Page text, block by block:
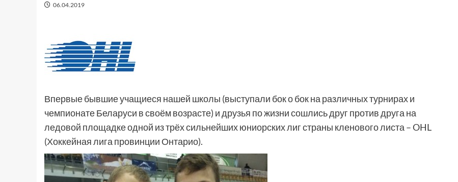
06.04.2019
Впервые бывшие учащиеся нашей школы (выступали бок о бок на различных турнирах и
чемпионате Беларуси в своём возрасте) и друзья по жизни сошлись друг против друга на
ледовой площадке одной из трёх сильнейших юниорских лиг страны кленового листа – OHL
(Хоккейная лига провинции Онтарио).